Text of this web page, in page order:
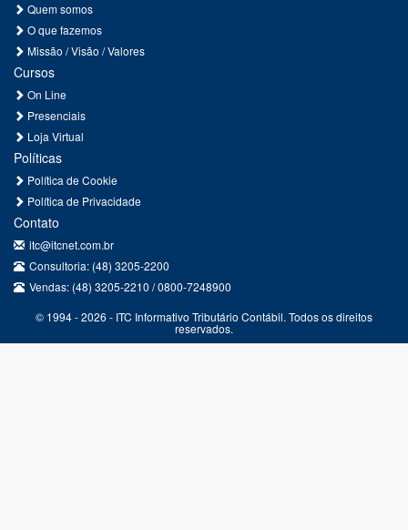
Quem somos
O que fazemos
Missão / Visão / Valores
Cursos
On Line
Presenciais
Loja Virtual
Políticas
Política de Cookie
Política de Privacidade
Contato
itc@itcnet.com.br
Consultoria: (48) 3205-2200
Vendas: (48) 3205-2210 / 0800-7248900
© 1994 - 2026 - ITC Informativo Tributário Contábil. Todos os direitos
reservados.